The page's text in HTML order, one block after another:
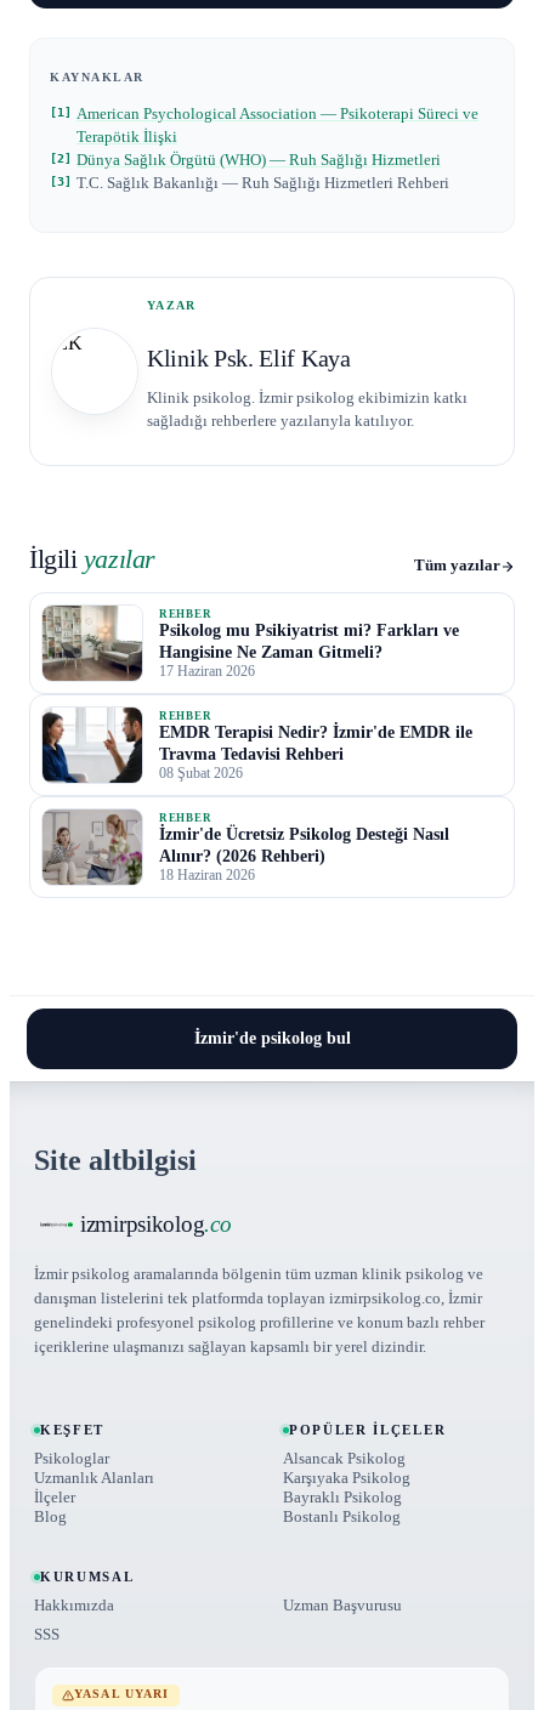
KAYNAKLAR
American Psychological Association — Psikoterapi Süreci ve
Terapötik İlişki
Dünya Sağlık Örgütü (WHO) — Ruh Sağlığı Hizmetleri
T.C. Sağlık Bakanlığı — Ruh Sağlığı Hizmetleri Rehberi
EK
YAZAR
Klinik Psk. Elif Kaya
Klinik psikolog. İzmir psikolog ekibimizin katkı
sağladığı rehberlere yazılarıyla katılıyor.
İlgili yazılar Tüm yazılar
REHBER
Psikolog mu Psikiyatrist mi? Farkları ve
Hangisine Ne Zaman Gitmeli?
17 Haziran 2026
REHBER
EMDR Terapisi Nedir? İzmir'de EMDR ile
Travma Tedavisi Rehberi
08 Şubat 2026
REHBER
İzmir'de Ücretsiz Psikolog Desteği Nasıl
Alınır? (2026 Rehberi)
18 Haziran 2026
İzmir'de psikolog bul
Site altbilgisi
izmirpsikolog.co
İzmir psikolog aramalarında bölgenin tüm uzman klinik psikolog ve
danışman listelerini tek platformda toplayan izmirpsikolog.co, İzmir
genelindeki profesyonel psikolog profillerine ve konum bazlı rehber
içeriklerine ulaşmanızı sağlayan kapsamlı bir yerel dizindir.
KEŞFET
Psikologlar
Uzmanlık Alanları
İlçeler
Blog
POPÜLER İLÇELER
Alsancak Psikolog
Karşıyaka Psikolog
Bayraklı Psikolog
Bostanlı Psikolog
KURUMSAL
Hakkımızda
Uzman Başvurusu
SSS
YASAL UYARI